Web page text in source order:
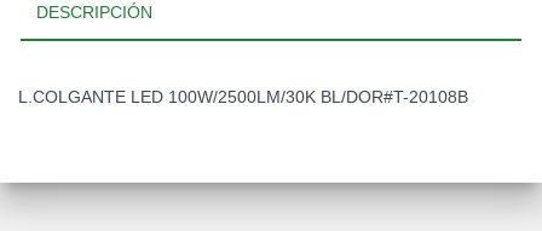
DESCRIPCIÓN
L.COLGANTE LED 100W/2500LM/30K BL/DOR#T-20108B